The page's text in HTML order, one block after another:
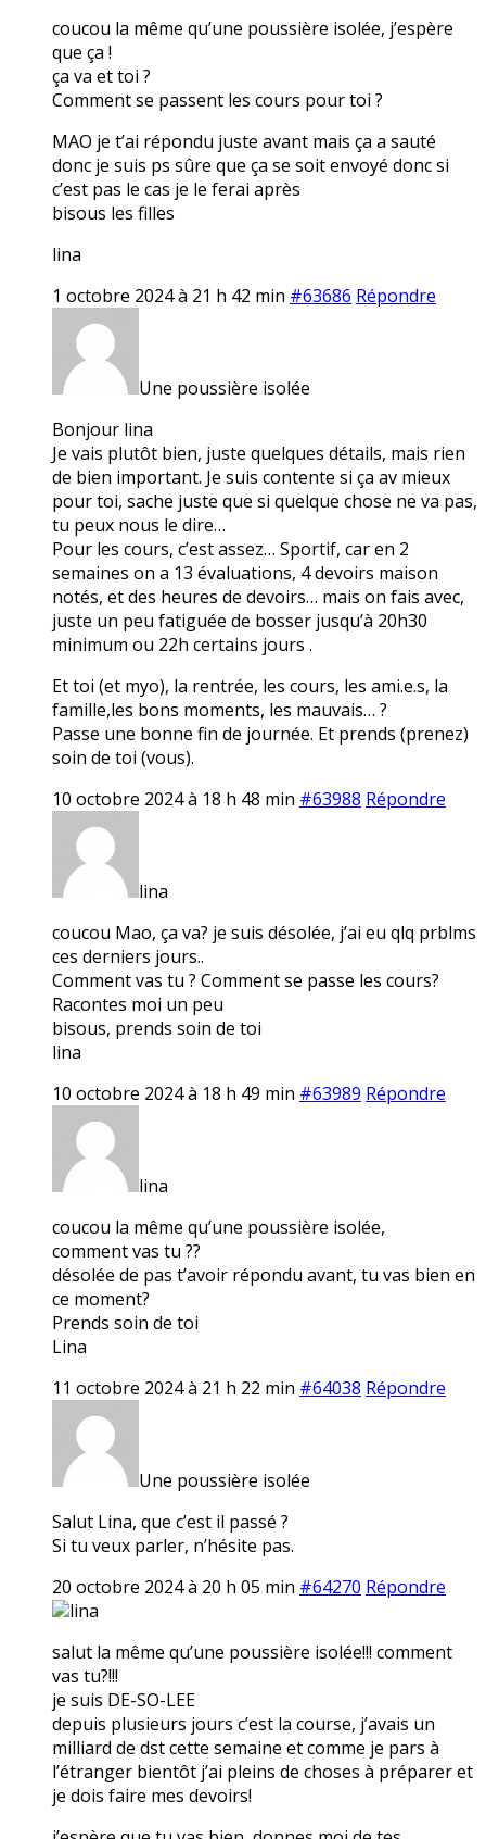
coucou la même qu’une poussière isolée, j’espère
que ça !
ça va et toi ?
Comment se passent les cours pour toi ?
MAO je t’ai répondu juste avant mais ça a sauté
donc je suis ps sûre que ça se soit envoyé donc si
c’est pas le cas je le ferai après
bisous les filles
lina
1 octobre 2024 à 21 h 42 min #63686 Répondre
Une poussière isolée
Bonjour lina
Je vais plutôt bien, juste quelques détails, mais rien
de bien important. Je suis contente si ça av mieux
pour toi, sache juste que si quelque chose ne va pas,
tu peux nous le dire…
Pour les cours, c’est assez… Sportif, car en 2
semaines on a 13 évaluations, 4 devoirs maison
notés, et des heures de devoirs… mais on fais avec,
juste un peu fatiguée de bosser jusqu’à 20h30
minimum ou 22h certains jours .
Et toi (et myo), la rentrée, les cours, les ami.e.s, la
famille,les bons moments, les mauvais… ?
Passe une bonne fin de journée. Et prends (prenez)
soin de toi (vous).
10 octobre 2024 à 18 h 48 min #63988 Répondre
lina
coucou Mao, ça va? je suis désolée, j’ai eu qlq prblms
ces derniers jours..
Comment vas tu ? Comment se passe les cours?
Racontes moi un peu
bisous, prends soin de toi
lina
10 octobre 2024 à 18 h 49 min #63989 Répondre
lina
coucou la même qu’une poussière isolée,
comment vas tu ??
désolée de pas t’avoir répondu avant, tu vas bien en
ce moment?
Prends soin de toi
Lina
11 octobre 2024 à 21 h 22 min #64038 Répondre
Une poussière isolée
Salut Lina, que c’est il passé ?
Si tu veux parler, n’hésite pas.
20 octobre 2024 à 20 h 05 min #64270 Répondre
lina
salut la même qu’une poussière isolée!!! comment
vas tu?!!!
je suis DE-SO-LEE
depuis plusieurs jours c’est la course, j’avais un
milliard de dst cette semaine et comme je pars à
l’étranger bientôt j’ai pleins de choses à préparer et
je dois faire mes devoirs!